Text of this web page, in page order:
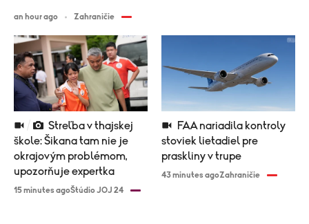
škole: Šikana tam nie je
okrajovým problémom,
upozorňuje expertka
15 minutes agoŠtúdio JOJ 24
stoviek lietadiel pre
praskliny v trupe
43 minutes agoZahraničie
an hour ago Zahraničie